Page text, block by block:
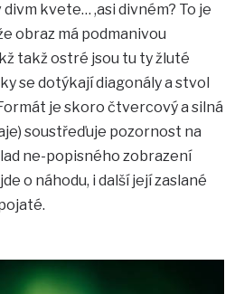
kvete… ,asi divném? To je
obraz má podmanivou
takž ostré jsou tu ty žluté
se dotýkají diagonály a stvol
je skoro čtvercový a silná
soustřeďuje pozornost na
ne-popisného zobrazení
o náhodu, i další její zaslané